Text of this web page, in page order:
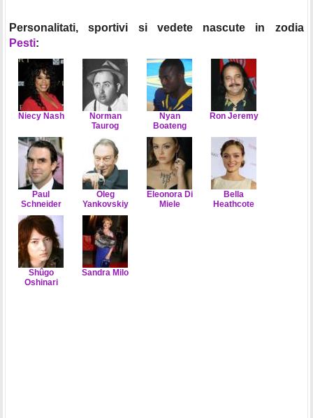
Personalitati, sportivi si vedete nascute in zodia
Pesti:
Niecy Nash
Norman
Taurog
Nyan
Boateng
Ron Jeremy
Paul
Schneider
Oleg
Yankovskiy
Eleonora Di
Miele
Bella
Heathcote
Shûgo
Oshinari
Sandra Milo